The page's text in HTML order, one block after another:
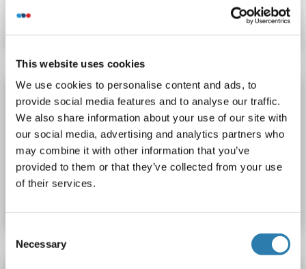
This website uses cookies
We use cookies to personalise content and ads, to
provide social media features and to analyse our traffic.
We also share information about your use of our site with
our social media, advertising and analytics partners who
may combine it with other information that you’ve
provided to them or that they’ve collected from your use
of their services.
Selection
Necessary
Détails
BRMS1L Protein (AA 1-323) (His tag)
BRMS1L
Origine: Poisson zèbre (Danio rerio)
Hôte: Levure
Recombinant > 90 % ELISA
N° du produit ABIN1632246